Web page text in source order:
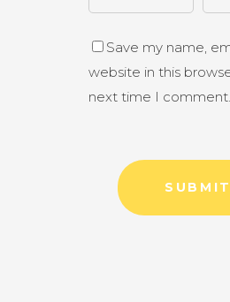
Save my name,
website in this
next time I comment.